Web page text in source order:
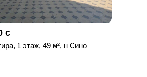
с
1 этаж, 49 м², н Сино